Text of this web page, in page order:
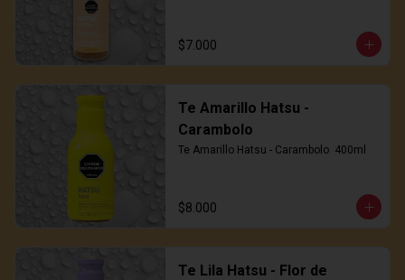
$7.000
Te Amarillo Hatsu -
Carambolo
Te Amarillo Hatsu - Carambolo  400ml
$8.000
Te Lila Hatsu - Flor de